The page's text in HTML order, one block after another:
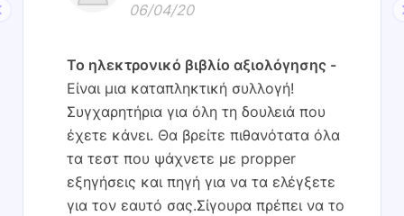
06/04/20
Το ηλεκτρονικό βιβλίο αξιολόγησης
Είναι μια καταπληκτική συλλογή!
Συγχαρητήρια για όλη τη δουλειά που
έχετε κάνει. Θα βρείτε πιθανότατα όλα
τα τεστ που ψάχνετε με propper
εξηγήσεις και πηγή για να τα ελέγξετε
για τον εαυτό σας.Σίγουρα πρέπει να το